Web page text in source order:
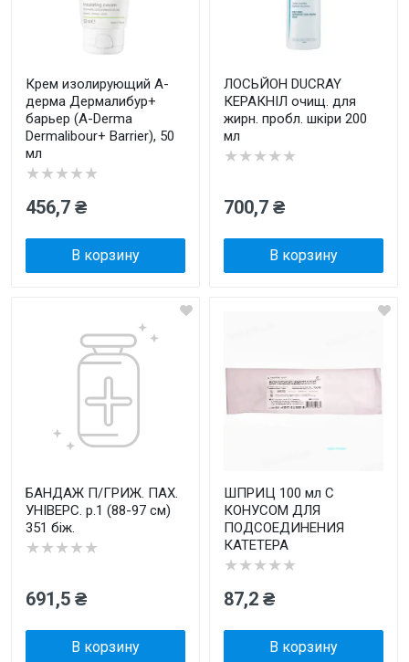
Крем изолирующий А-
дерма Дермалибур+
барьер (A-Derma
Dermalibour+ Barrier), 50
мл
★★★★★
456,7 ₴
В корзину
ЛОСЬЙОН DUCRAY
КЕРАКНІЛ очищ. для
жирн. пробл. шкіри 200
мл
★★★★★
700,7 ₴
В корзину
БАНДАЖ П/ГРИЖ. ПАХ.
УНІВЕРС. р.1 (88-97 см)
351 біж.
★★★★★
691,5 ₴
В корзину
ШПРИЦ 100 мл С
КОНУСОМ ДЛЯ
ПОДСОЕДИНЕНИЯ
КАТЕТЕРА
★★★★★
87,2 ₴
В корзину